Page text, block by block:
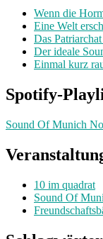
Wenn die
Eine Welt
Das
Der ideale
Einmal kurz
Spotify-
Sound Of Munich
10 im quadrat
Sound Of